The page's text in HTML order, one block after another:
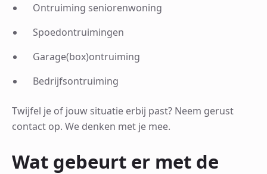
Ontruiming seniorenwoning
Spoedontruimingen
Garage(box)ontruiming
Bedrijfsontruiming
Twijfel je of jouw situatie erbij past? Neem gerust
contact op. We denken met je mee.
Wat gebeurt er met de